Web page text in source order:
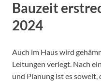
Bauzeit
2024
Auch im Haus wird
Leitungen verlegt. Nach
und Planung ist es